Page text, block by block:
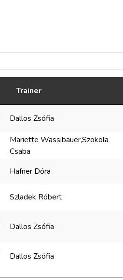
Trainer
Dallos Zsófia
Mariette Wassibauer,Szokola
Csaba
Hafner Dóra
Szladek Róbert
Dallos Zsófia
Dallos Zsófia